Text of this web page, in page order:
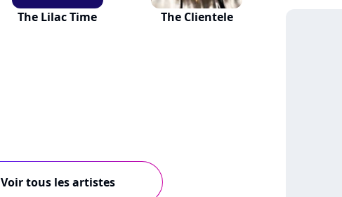
The Lilac Time The Clientele
Voir tous les artistes